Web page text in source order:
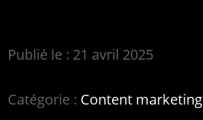
Publié le : 21 avril 2025
Catégorie : Content marketing